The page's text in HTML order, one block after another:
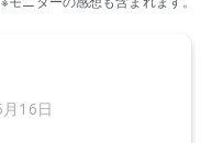
により、写真と異なる場